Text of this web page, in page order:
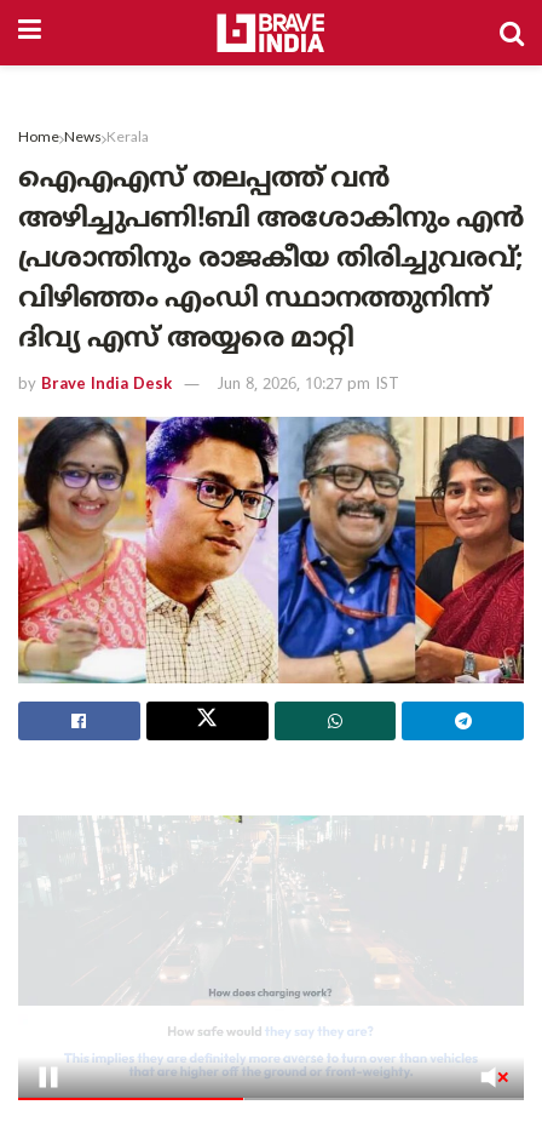
Home News Kerala
ഐഎഎസ് തലപ്പത്ത് വൻ
അഴിച്ചുപണി!ബി അശോകിനും എൻ
പ്രശാന്തിനും രാജകീയ തിരിച്ചുവരവ്;
വിഴിഞ്ഞം എംഡി സ്ഥാനത്തുനിന്ന്
ദിവ്യ എസ് അയ്യരെ മാറ്റി
by Brave India Desk Jun 8, 2026, 10:27 pm IST